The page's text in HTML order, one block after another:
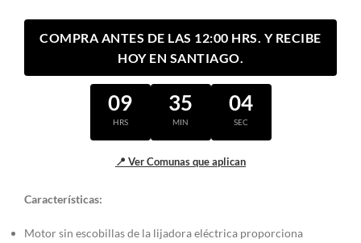
COMPRA ANTES DE LAS 12:00 HRS. Y RECIBE
HOY EN SANTIAGO.
09
HRS
35
MIN
04
SEC
📍 Ver Comunas que aplican
Características:
Motor sin escobillas de la lijadora eléctrica proporciona